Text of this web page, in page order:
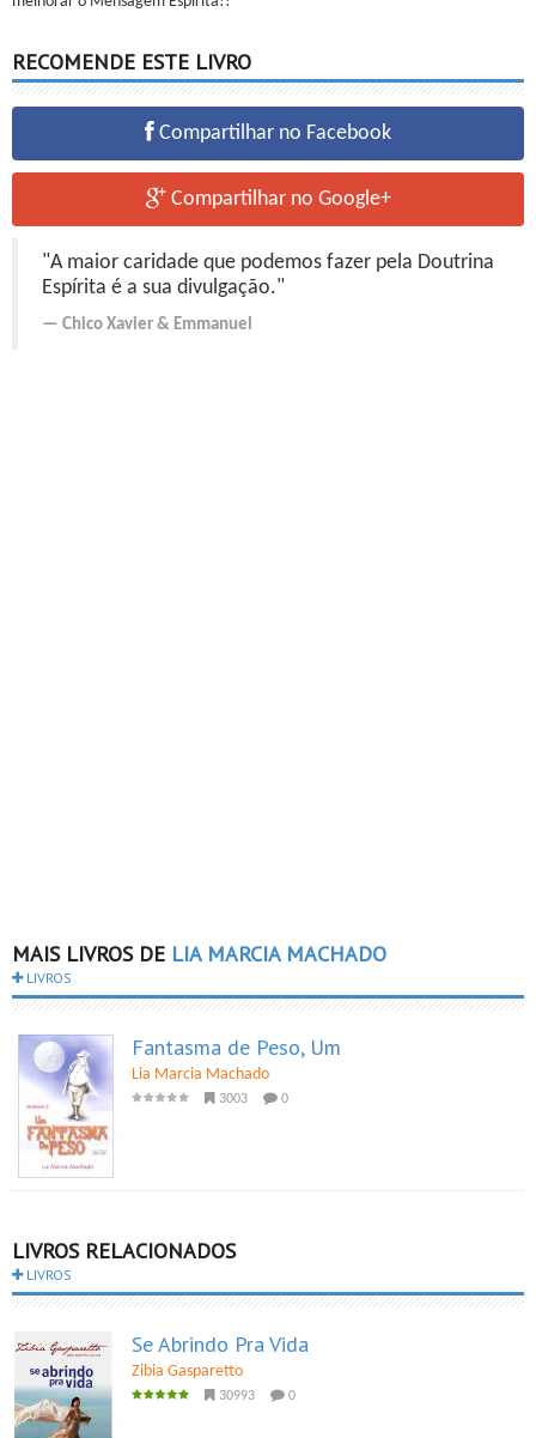
RECOMENDE ESTE LIVRO
Compartilhar no Facebook
Compartilhar no Google+
"A maior caridade que podemos fazer pela Doutrina
Espírita é a sua divulgação."
Chico Xavier & Emmanuel
MAIS LIVROS DE LIA MARCIA MACHADO
LIVROS
Fantasma de Peso, Um
Lia Marcia Machado
3003 0
LIVROS RELACIONADOS
LIVROS
Se Abrindo Pra Vida
Zibia Gasparetto
30993 0